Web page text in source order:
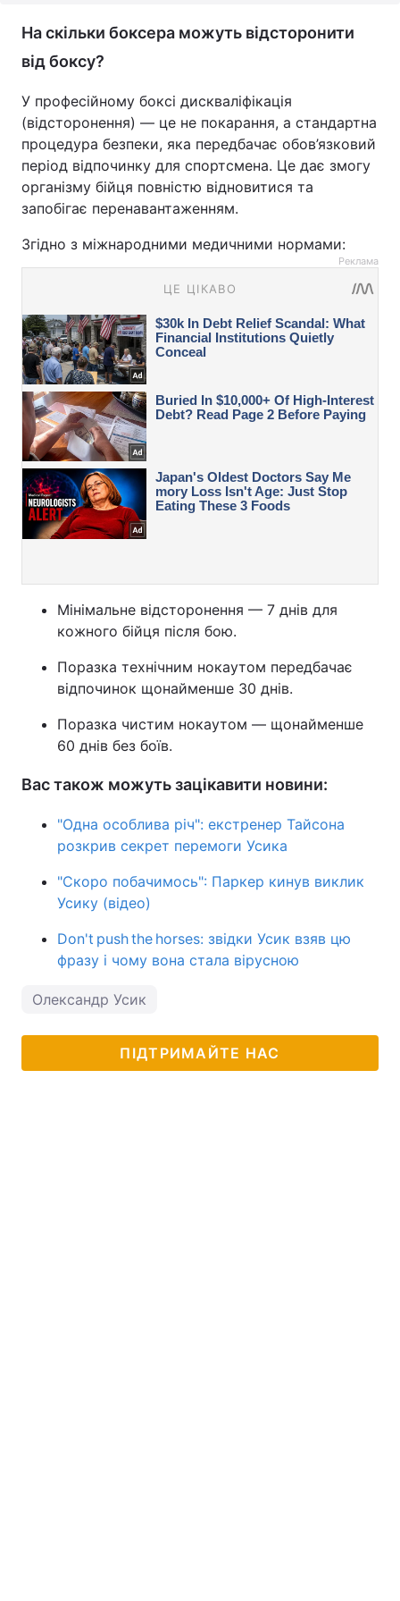
На скільки боксера можуть відсторонити
від боксу?
У професійному боксі дискваліфікація
(відсторонення) — це не покарання, а стандартна
процедура безпеки, яка передбачає обов’язковий
період відпочинку для спортсмена. Це дає змогу
організму бійця повністю відновитися та
запобігає перенавантаженням.
Згідно з міжнародними медичними нормами:
Реклама
Мінімальне відсторонення — 7 днів для
кожного бійця після бою.
Поразка технічним нокаутом передбачає
відпочинок щонайменше 30 днів.
Поразка чистим нокаутом — щонайменше
60 днів без боїв.
Вас також можуть зацікавити новини:
"Одна особлива річ": екстренер Тайсона
розкрив секрет перемоги Усика
"Скоро побачимось": Паркер кинув виклик
Усику (відео)
Don't push the horses: звідки Усик взяв цю
фразу і чому вона стала вірусною
Олександр Усик
ПІДТРИМАЙТЕ НАС